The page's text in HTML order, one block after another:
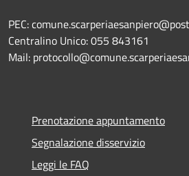
PEC:
Centralino Unico: 055 843161
Mail:
Prenotazione appuntamento
Segnalazione disservizio
Leggi le FAQ